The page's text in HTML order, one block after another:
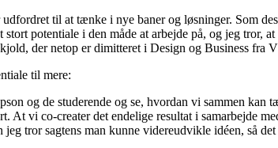
til at tænke i nye baner og løsninger. Som
potentiale i den måde at arbejde på, og jeg tror,
der netop er dimitteret i Design og Business fra
til mere:
og de studerende og se, hvordan vi sammen
vi co-creater det endelige resultat i samarbejde
tror sagtens man kunne videreudvikle idéen, så